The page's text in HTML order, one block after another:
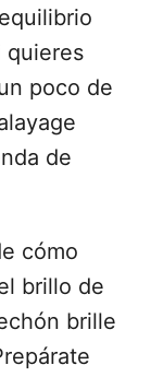
quieres
poco de
de
cómo
brillo de
brille